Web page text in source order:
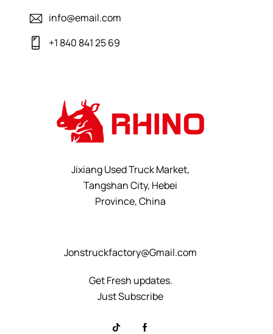
info@email.com
+1 840 841 25 69
Jixiang Used Truck Market,
Tangshan City, Hebei
Province, China
Jonstruckfactory@Gmail.com
Get Fresh updates.
Just Subscribe